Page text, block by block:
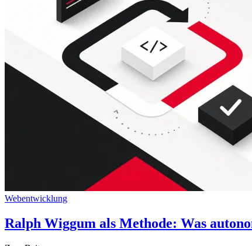
Webentwicklung
Ralph Wiggum als Methode: Was